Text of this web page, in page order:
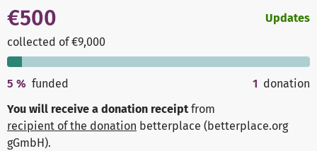
€500
collected of €9,000
Updates
5 % funded 1 donation
You will receive a donation receipt from
recipient of the donation betterplace (betterplace.org
gGmbH).